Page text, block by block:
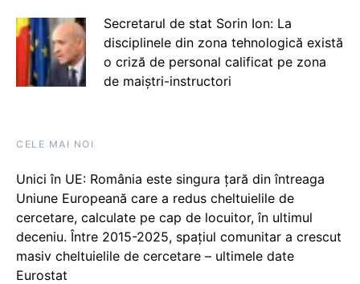
Secretarul de stat Sorin Ion: La
disciplinele din zona tehnologică există
o criză de personal calificat pe zona
de maiștri-instructori
CELE MAI NOI
Unici în UE: România este singura țară din întreaga
Uniune Europeană care a redus cheltuielile de
cercetare, calculate pe cap de locuitor, în ultimul
deceniu. Între 2015-2025, spațiul comunitar a crescut
masiv cheltuielile de cercetare – ultimele date
Eurostat